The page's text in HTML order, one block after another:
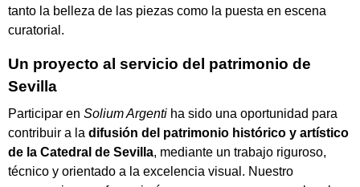
tanto la belleza de las piezas como la puesta en escena
curatorial.
Un proyecto al servicio del patrimonio de
Sevilla
Participar en Solium Argenti ha sido una oportunidad para
contribuir a la difusión del patrimonio histórico y artístico
de la Catedral de Sevilla, mediante un trabajo riguroso,
técnico y orientado a la excelencia visual. Nuestro